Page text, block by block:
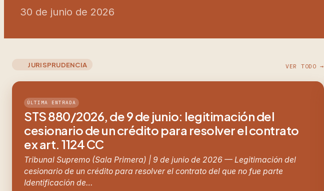
30 de junio de 2026
JURISPRUDENCIA VER TODO →
ÚLTIMA ENTRADA
STS 880/2026, de 9 de junio: legitimación del
cesionario de un crédito para resolver el contrato
ex art. 1124 CC
Tribunal Supremo (Sala Primera) | 9 de junio de 2026 — Legitimación del
cesionario de un crédito para resolver el contrato del que no fue parte
Identificación de…